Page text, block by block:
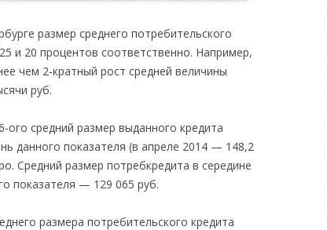
размер среднего потребительского
и 20 процентов соответственно. Например,
чем 2-кратный рост средней величины
руб.
ого средний размер выданного кредита
данного показателя (в апреле 2014 — 148,2
Средний размер потребкредита в середине
показателя — 129 065 руб.
размера потребительского кредита